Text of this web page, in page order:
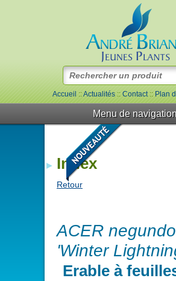
Accueil::Actualités::Contact::Plan
Menu de
Index
Retour
ACER negundo
'Winter
Erable à